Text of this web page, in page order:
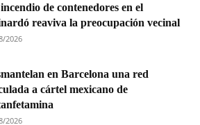
de contenedores en el
reaviva la preocupación vecinal
2026
en Barcelona una red
a cártel mexicano de
2026